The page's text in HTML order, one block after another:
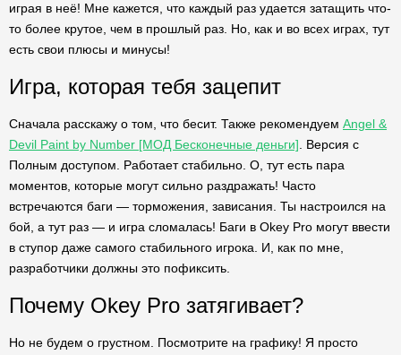
играя в неё! Мне кажется, что каждый раз удается затащить что-
то более крутое, чем в прошлый раз. Но, как и во всех играх, тут
есть свои плюсы и минусы!
Игра, которая тебя зацепит
Сначала расскажу о том, что бесит. Также рекомендуем Angel &
Devil Paint by Number [МОД Бесконечные деньги] . Версия с
Полным доступом. Работает стабильно. О, тут есть пара
моментов, которые могут сильно раздражать! Часто
встречаются баги — торможения, зависания. Ты настроился на
бой, а тут раз — и игра сломалась! Баги в Okey Pro могут ввести
в ступор даже самого стабильного игрока. И, как по мне,
разработчики должны это пофиксить.
Почему Okey Pro затягивает?
Но не будем о грустном. Посмотрите на графику! Я просто